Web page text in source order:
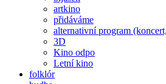
artkino
přidáváme
alternativní program
3D
Kino odpo
Letní kino
folklór